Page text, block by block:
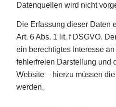
Datenquellen wird nicht
Die Erfassung dieser Daten
Art. 6 Abs. 1 lit. f DSGVO.
ein berechtigtes Interesse
fehlerfreien Darstellung und
Website – hierzu müssen
werden.